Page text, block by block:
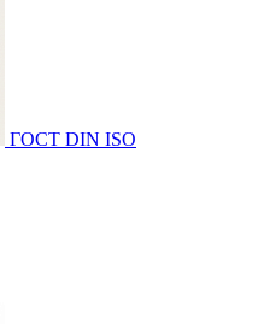
ГОСТ DIN ISO